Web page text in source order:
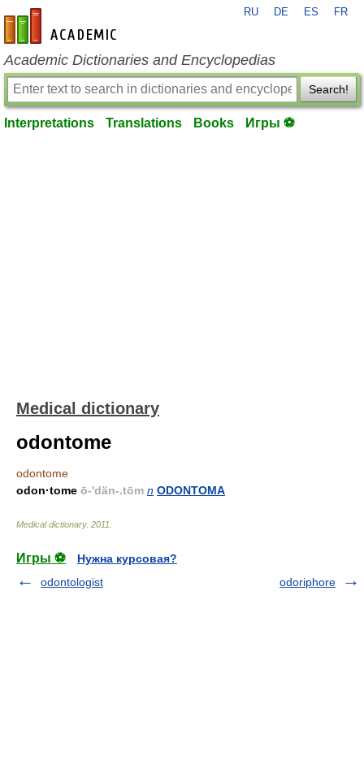
en-academic.com
RU DE ES FR
Academic Dictionaries and Encyclopedias
Search!
Interpretations Translations Books Игры ⚽
Medical dictionary
odontome
odontome
odon·tome ō-'dän-.tōm n ODONTOMA
Medical dictionary. 2011
Игры ⚽
Нужна курсовая?
odontologist
odoriphore